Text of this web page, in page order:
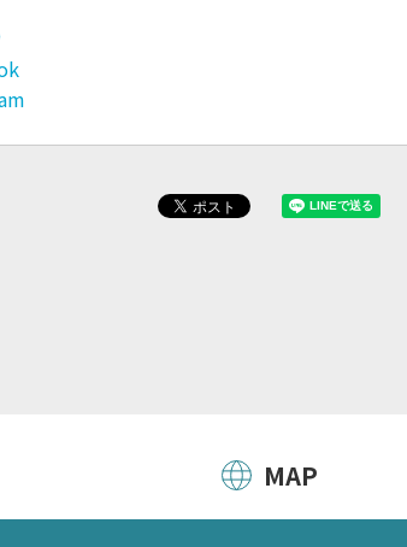
MAP